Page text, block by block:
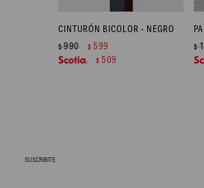
CINTURÓN BICOLOR - NEGRO
$990 $ 599
$ 509
$
SUSCRIBITE